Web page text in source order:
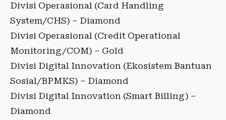
Divisi Operasional (Card Handling
System/CHS) – Diamond
Divisi Operasional (Credit Operational
Monitoring/COM) – Gold
Divisi Digital Innovation (Ekosistem Bantuan
Sosial/BPMKS) – Diamond
Divisi Digital Innovation (Smart Billing) –
Diamond